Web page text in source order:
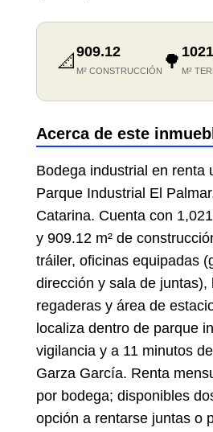
📐 909.12
M² CONSTRUCCIÓN 🌳 M²
Acerca de este
Bodega industrial en renta
Parque Industrial El
Catarina. Cuenta con
y 909.12 m² de
tráiler, oficinas equipadas
dirección y sala de juntas),
regaderas y área de
localiza dentro de parque
vigilancia y a 11 minutos
Garza García. Renta
por bodega; disponibles
opción a rentarse juntas o